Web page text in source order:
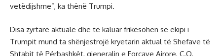
vetëdijshme”, ka thënë Trumpi.
Disa zyrtarë aktualë dhe të kaluar frikësohen se ekipi i
Trumpit mund ta shënjestrojë kryetarin aktual të Shefave të
Shtabit të Përbashkët, gjeneralin e Forcave Ajrore, C.Q.